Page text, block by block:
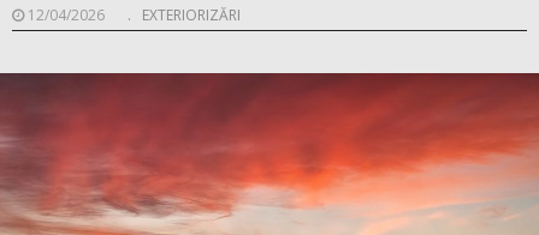
12/04/2026 . EXTERIORIZĂRI